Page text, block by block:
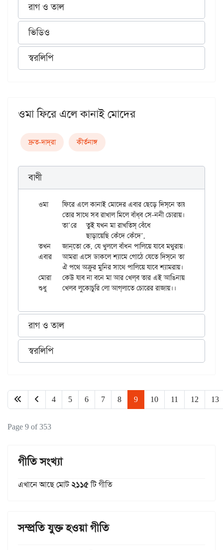
রাগ ও তাল
ভিডিও
স্বরলিপি
ওমা ফিরে এলে কানাই মোদের
দ্রুত-দাদ্‌রা কীর্তনাঙ্গ
বাণী
ওমা	ফিরে এলে কানাই মোদের এবার ছেড়ে দিস্‌নে তায়।
	তা’রে	তুই যখন মা রাখতিস্ বেঁধে
		ছাড়ায়েছি কেঁদে কেঁদে’,
তখন	জান্‌তো কে, যে খুললে বাঁধন পালিয়ে যাবে মথুরায়।।
এবার	আমরা এসে ডাকলে শ্যামে গোঠে যেতে দিস্‌নে তায়,
মোরা	কেউ যাব না বনে মা আর খেল্‌ব তার এই আঙিনায়,
রাগ ও তাল
স্বরলিপি
4 5 6 7 8 9 10 11 12 13
Page 9 of 353
গীতি সংখ্যা
এখানে আছে মোট২১১৫টি গীতি
সম্প্রতি যুক্ত হওয়া গীতি